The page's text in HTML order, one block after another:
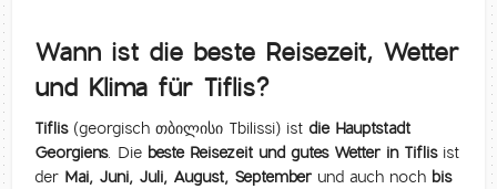
Wann ist die beste Reisezeit, Wetter
und Klima für Tiflis?
Tiflis(georgisch თბილისი Tbilissi) istdie Hauptstadt
Georgiens. Die beste Reisezeit und gutes Wetter in Tiflisist
der Mai, Juni, Juli, August, September und auch noch bis